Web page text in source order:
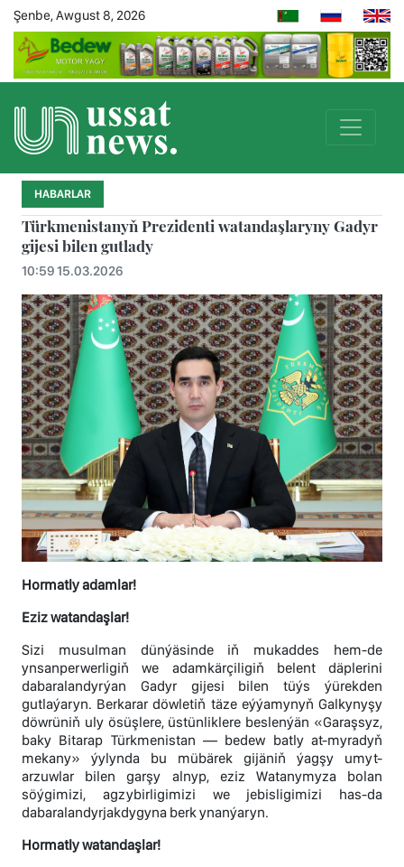
Şenbe, Awgust 8, 2026
HABARLAR
Türkmenistanyň Prezidenti watandaşlaryny Gadyr
gijesi bilen gutlady
10:59 15.03.2026
Hormatly adamlar!
Eziz watandaşlar!
Sizi musulman dünýäsinde iň mukaddes hem-de
ynsanperwerligiň we adamkärçiligiň belent däplerini
dabaralandyrýan Gadyr gijesi bilen tüýs ýürekden
gutlaýaryn. Berkarar döwletiň täze eýýamynyň Galkynyşy
döwrüniň uly ösüşlere, üstünliklere beslenýän «Garaşsyz,
baky Bitarap Türkmenistan — bedew batly at-myradyň
mekany» ýylynda bu mübärek gijäniň ýagşy umyt-
arzuwlar bilen garşy alnyp, eziz Watanymyza bolan
söýgimizi, agzybirligimizi we jebisligimizi has-da
dabaralandyrjakdygyna berk ynanýaryn.
Hormatly watandaşlar!